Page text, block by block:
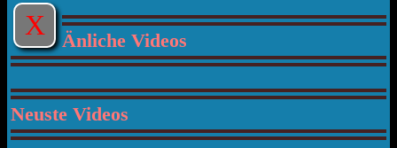
X Änliche Videos
Neuste Videos